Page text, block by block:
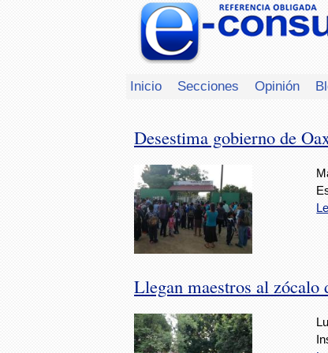
Inicio Secciones Opinión
Desestima gobierno de
Llegan maestros al zócalo